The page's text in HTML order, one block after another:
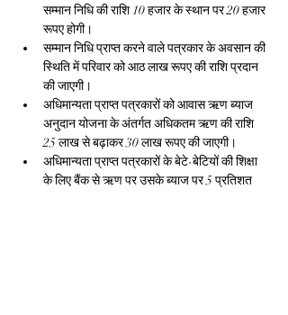
सम्मान निधि की राशि 10 हजार के स्थान पर 20 हजार
रूपए होगी।
सम्मान निधि प्राप्त करने वाले पत्रकार के अवसान की
स्थिति में परिवार को आठ लाख रूपए की राशि प्रदान
की जाएगी।
अधिमान्यता प्राप्त पत्रकारों को आवास ऋण ब्याज
अनुदान योजना के अंतर्गत अधिकतम ऋण की राशि
25 लाख से बढ़ाकर 30 लाख रूपए की जाएगी।
अधिमान्यता प्राप्त पत्रकारों के बेटे-बेटियों की शिक्षा
के लिए बैंक से ऋण पर उसके ब्याज पर 5 प्रतिशत